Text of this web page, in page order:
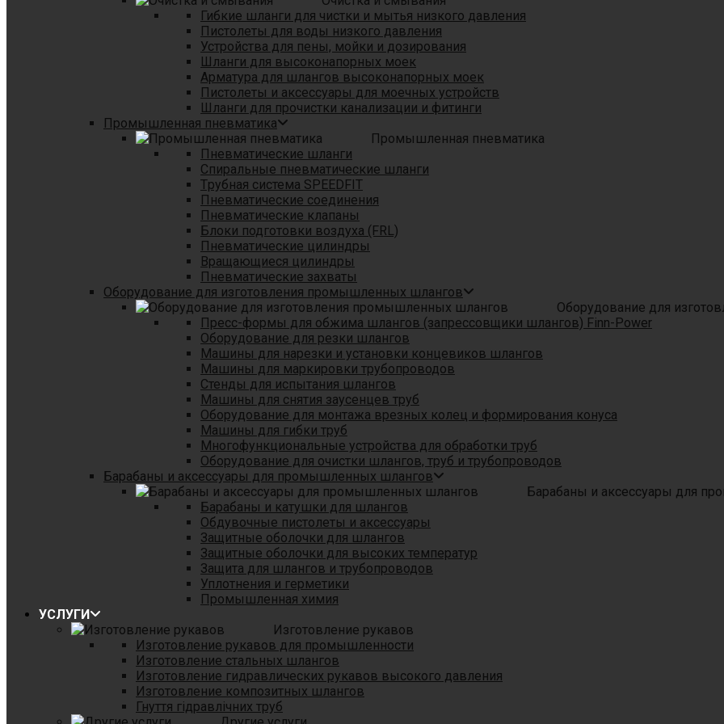
Гибкие шланги для чистки и мытья низкого давления
Пистолеты для воды низкого давления
Устройства для пены, мойки и дозирования
Шланги для высоконапорных моек
Арматура для шлангов высоконапорных моек
Пистолеты и аксессуары для моечных устройств
Шланги для прочистки канализации и фитинги
Промышленная пневматика
Промышленная пневматика
Пневматические шланги
Спиральные пневматические шланги
Tрубная система SPEEDFIT
Пневматические соединения
Пневматические клапаны
Блоки подготовки воздуха (FRL)
Пневматические цилиндры
Вращающиеся цилиндры
Пневматические захваты
Оборудование для изготовления промышленных шлангов
Оборудование для
Пресс-формы для обжима шлангов (запрессовщики шлангов) Finn-Power
Оборудование для резки шлангов
Машины для нарезки и установки концевиков шлангов
Машины для маркировки трубопроводов
Стенды для испытания шлангов
Машины для снятия заусенцев труб
Оборудование для монтажа врезных колец и формирования конуса
Машины для гибки труб
Многофункциональные устройства для обработки труб
Оборудование для очистки шлангов, труб и трубопроводов
Барабаны и аксессуары для промышленных шлангов
Барабаны и аксессуары для
Барабаны и катушки для шлангов
Обдувочные пистолеты и аксессуары
Защитные оболочки для шлангов
Защитные оболочки для высоких температур
Защита для шлангов и трубопроводов
Уплотнения и герметики
Промышленная химия
УСЛУГИ
Изготовление рукавов
Изготовление рукавов для промышленности
Изготовление стальных шлангов
Изготовление гидравлических рукавов высокого давления
Изготовление композитных шлангов
Гнуття гідравлічних труб